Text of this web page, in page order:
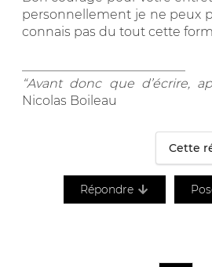
personnellement je ne peux
connais pas du tout cette
“Avant donc que d’écrire,
Nicolas Boileau
Cette
Répondre